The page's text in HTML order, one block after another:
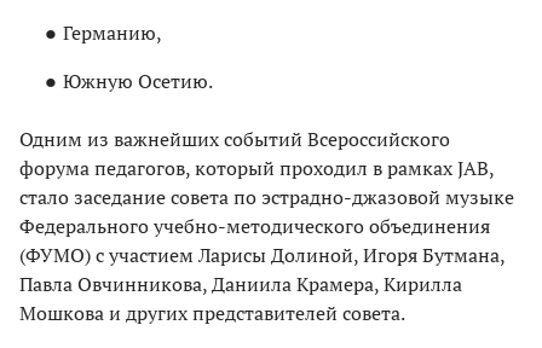
Германию,
Южную Осетию.
Одним из важнейших событий Всероссийского
форума педагогов, который проходил в рамках JAB,
стало заседание совета по эстрадно-джазовой музыке
Федерального учебно-методического объединения
(ФУМО) с участием Ларисы Долиной, Игоря Бутмана,
Павла Овчинникова, Даниила Крамера, Кирилла
Мошкова и других представителей совета.